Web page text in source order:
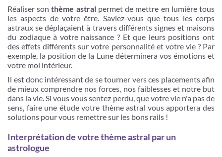
Réaliser sonthème astralpermet de mettre en lumière tous
les aspects de votre être. Saviez-vous que tous les corps
astraux se déplaçaient à travers différents signes et maisons
du zodiaque à votre naissance ? Et que leurs positions ont
des effets différents sur votre personnalité et votre vie ? Par
exemple, la position de la Lune déterminera vos émotions et
votre moi intérieur.
Il est donc intéressant de se tourner vers ces placements afin
de mieux comprendre nos forces, nos faiblesses et notre but
dans la vie. Si vous vous sentez perdu, que votre vie n'a pas de
sens, faire une étude votre thème astral vous apportera des
solutions pour vous remettre sur les bons rails !
Interprétation de votre thème astral par un
astrologue